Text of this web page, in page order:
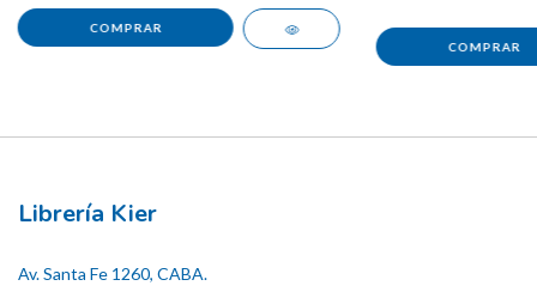
Librería Kier
Av. Santa Fe 1260, CABA.